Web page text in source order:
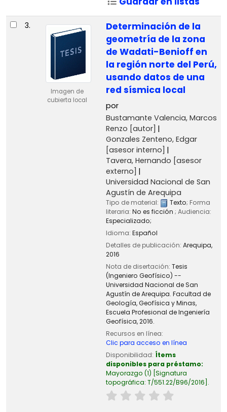
3.
Imagen de
cubierta local
Determinación de la
geometría de la zona
de Wadati-Benioff en
la región norte del Perú,
usando datos de una
red sísmica local
por
Bustamante Valencia, Marcos
Renzo [autor]
Gonzales Zenteno, Edgar
[asesor interno]
Tavera, Hernando [asesor
externo]
Universidad Nacional de San
Agustín de Arequipa
Tipo de material: Texto; Forma
literaria: No es ficción ; Audiencia:
Especializado;
Idioma: Español
Detalles de publicación: Arequipa,
2016
Nota de disertación: Tesis
(Ingeniero Geofísico) --
Universidad Nacional de San
Agustín de Arequipa. Facultad de
Geología, Geofísica y Minas,
Escuela Profesional de Ingeniería
Geofísica, 2016.
Recursos en línea:
Clic para acceso en línea
Disponibilidad: Ítems
disponibles para préstamo:
Mayorazgo (1) Signatura
topográfica: T/551.22/B96/2016 .